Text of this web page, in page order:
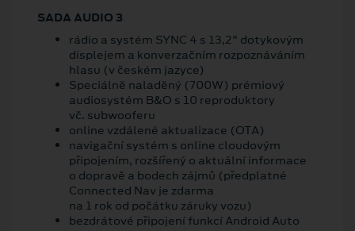
SADA AUDIO 3
rádio a systém SYNC 4 s 13,2" dotykovým
displejem a konverzačním rozpoznáváním
hlasu (v českém jazyce)
Speciálně naladěný (700W) prémiový
audiosystém B&O s 10 reproduktory
vč. subwooferu
online vzdálené aktualizace (OTA)
navigační systém s online cloudovým
připojením, rozšířený o aktuální informace
o dopravě a bodech zájmů (předplatné
Connected Nav je zdarma
na 1 rok od počátku záruky vozu)
bezdrátové připojení funkcí Android Auto